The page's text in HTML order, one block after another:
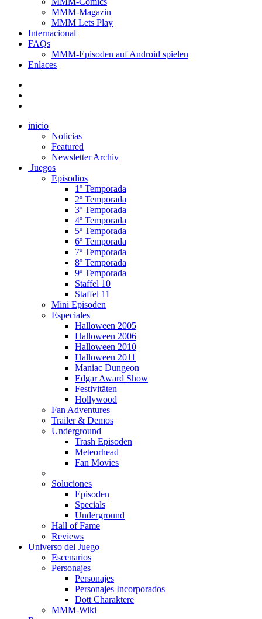
MMM-Magazin
MMM Lets Play
Internacional
FAQs
MMM-Episoden auf Android spielen
Enlaces
inicio
Noticias
Featured
Newsletter Archiv
Juegos
Episodios
1º Temporada
2º Temporada
3º Temporada
4º Temporada
5º Temporada
6º Temporada
7º Temporada
8º Temporada
9º Temporada
Staffel 10
Staffel 11
Mini Episoden
Especiales
Halloween 2005
Halloween 2006
Halloween 2010
Halloween 2011
Maniac Dungeon
Edgar Award Show
Festivitäten
Hollywood
Fan Adventures
Trailer & Demos
Underground
Trash Episoden
Meteorhead
Fan Movies
Soluciones
Episoden
Specials
Underground
Hall of Fame
Reviews
Universo del Juego
Escenarios
Personajes
Personajes
Personajes Incorporados
Dott Charaktere
MMM-Wiki